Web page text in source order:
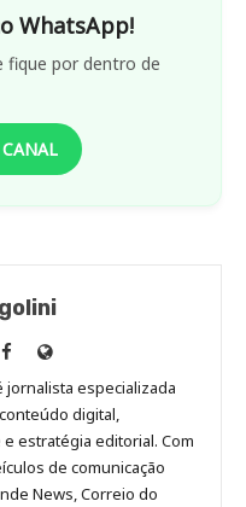
WhatsApp!
fique por dentro de
Anny
Malagolini
no
Facebook
Site
de
Anny
Malagolini
jornalista especializada
digital,
estratégia editorial. Com
de comunicação
News, Correio do